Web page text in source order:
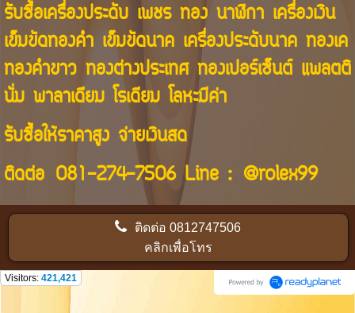
รับซื้อเครื่องประดับ เพชร ทอง นาฬิกา เครื่องเงิน
เข็มขัดทองคำ เข็มขัดนาค เครื่องประดับนาค ทองเค
ทองคำขาว ทองต่างประเทศ ทองเปอร์เซ็นต์ แพลตติ
นั่ม พาลาเดียม โรเดียม โลหะมีค่า
รับซื้อให้ราคาสูง จ่ายเงินสด
ติดต่อ 081-274-7506Line : @rolex99
ติดต่อ0812747506
คลิกเพื่อโทร
Visitors: 421,421